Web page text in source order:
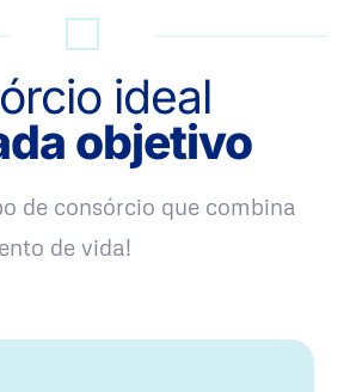
ideal
objetivo
de consórcio que combina
de vida!